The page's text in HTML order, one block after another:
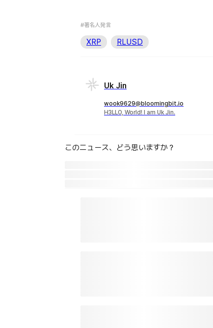
#著名人発言
XRP RLUSD
Uk Jin
wook9629@bloomingbit.io
H3LLO, World! I am Uk Jin.
このニュース、どう思いますか？